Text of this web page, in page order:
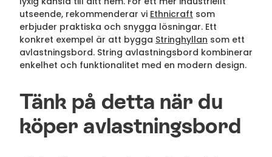
utseende, rekommenderar vi Ethnicraft som
erbjuder praktiska och snygga lösningar. Ett
konkret exempel är att bygga Stringhyllan som ett
avlastningsbord. String avlastningsbord kombinerar
enkelhet och funktionalitet med en modern design.
Tänk på detta när du
köper avlastningsbord